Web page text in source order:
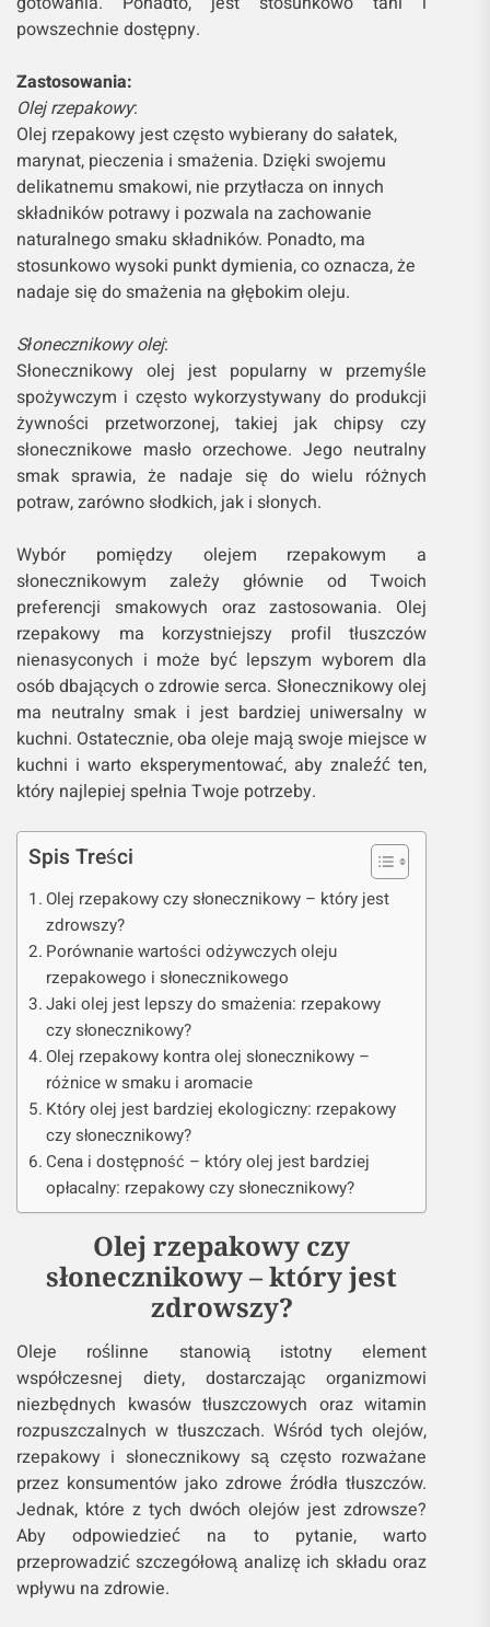
powszechnie dostępny.
Zastosowania:
Olej rzepakowy:
Olej rzepakowy jest często wybierany do sałatek,
marynat, pieczenia i smażenia. Dzięki swojemu
delikatnemu smakowi, nie przytłacza on innych
składników potrawy i pozwala na zachowanie
naturalnego smaku składników. Ponadto, ma
stosunkowo wysoki punkt dymienia, co oznacza, że
nadaje się do smażenia na głębokim oleju.
Słonecznikowy olej:
Słonecznikowy olej jest popularny w przemyśle
spożywczym i często wykorzystywany do produkcji
żywności przetworzonej, takiej jak chipsy czy
słonecznikowe masło orzechowe. Jego neutralny
smak sprawia, że nadaje się do wielu różnych
potraw, zarówno słodkich, jak i słonych.
Wybór pomiędzy olejem rzepakowym a
słonecznikowym zależy głównie od Twoich
preferencji smakowych oraz zastosowania. Olej
rzepakowy ma korzystniejszy profil tłuszczów
nienasyconych i może być lepszym wyborem dla
osób dbających o zdrowie serca. Słonecznikowy olej
ma neutralny smak i jest bardziej uniwersalny w
kuchni. Ostatecznie, oba oleje mają swoje miejsce w
kuchni i warto eksperymentować, aby znaleźć ten,
który najlepiej spełnia Twoje potrzeby.
Spis Treści
Olej rzepakowy czy słonecznikowy – który jest
zdrowszy?
Porównanie wartości odżywczych oleju
rzepakowego i słonecznikowego
Jaki olej jest lepszy do smażenia: rzepakowy
czy słonecznikowy?
Olej rzepakowy kontra olej słonecznikowy –
różnice w smaku i aromacie
Który olej jest bardziej ekologiczny: rzepakowy
czy słonecznikowy?
Cena i dostępność – który olej jest bardziej
opłacalny: rzepakowy czy słonecznikowy?
Olej rzepakowy czy
słonecznikowy – który jest
zdrowszy?
Oleje roślinne stanowią istotny element
współczesnej diety, dostarczając organizmowi
niezbędnych kwasów tłuszczowych oraz witamin
rozpuszczalnych w tłuszczach. Wśród tych olejów,
rzepakowy i słonecznikowy są często rozważane
przez konsumentów jako zdrowe źródła tłuszczów.
Jednak, które z tych dwóch olejów jest zdrowsze?
Aby odpowiedzieć na to pytanie, warto
przeprowadzić szczegółową analizę ich składu oraz
wpływu na zdrowie.